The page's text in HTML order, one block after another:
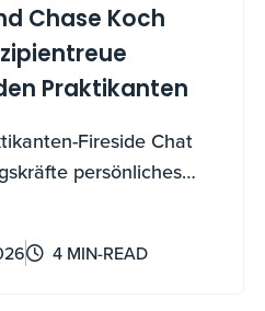
Chase Koch
Praktikanten
Fireside Chat
persönliches
4 MIN-READ